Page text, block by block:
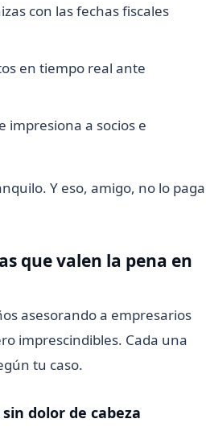
con las fechas fiscales
en tiempo real ante
impresiona a socios e
Y eso, amigo, no lo paga
que valen la pena en
asesorando a empresarios
imprescindibles. Cada una
tu caso.
dolor de cabeza